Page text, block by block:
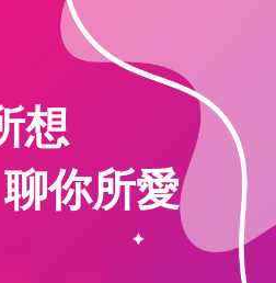
想
聊你所愛